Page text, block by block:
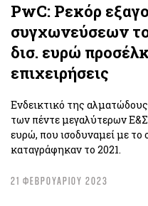
PwC: Ρεκόρ
συγχωνεύσεων
δισ. ευρώ
επιχειρήσεις
Ενδεικτικό της
των πέντε μεγαλύτερων
ευρώ, που ισοδυναμεί με
καταγράφηκαν το 2021.
21 ΦΕΒΡΟΥΑΡΙΟΥ 2023